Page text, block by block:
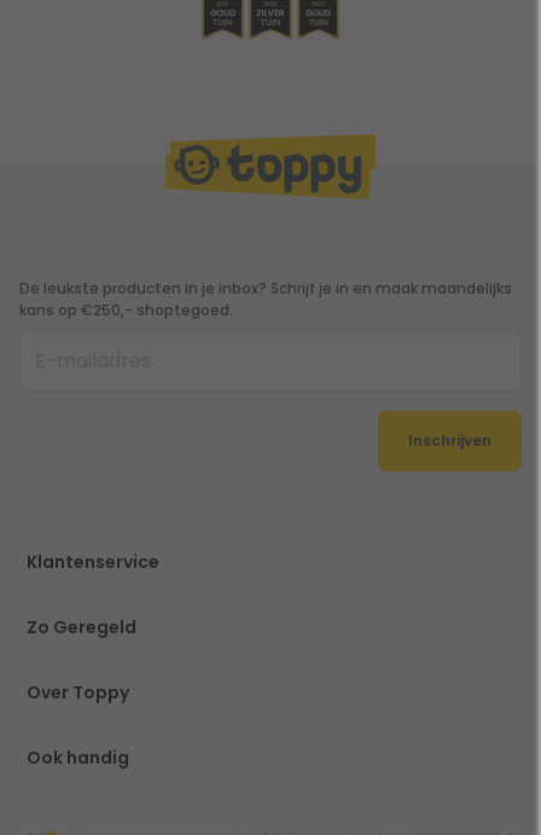
De leukste producten in je inbox? Schrijf je in en maak maandelijks
kans op €250,- shoptegoed.
Inschrijven
Klantenservice
Zo Geregeld
Over Toppy
Ook handig